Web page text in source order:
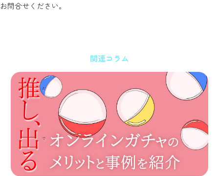
お問合せください。
関連コラム